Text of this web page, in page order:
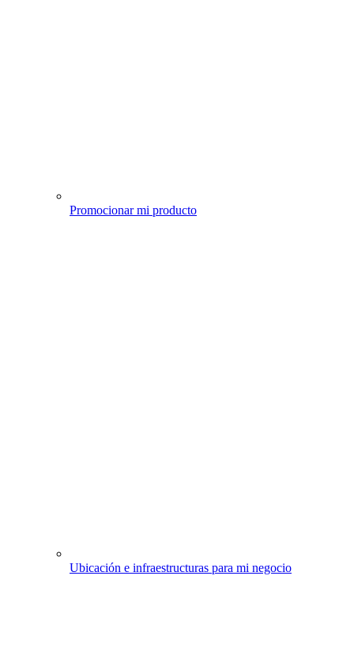
Promocionar mi producto
Ubicación e infraestructuras para mi negocio